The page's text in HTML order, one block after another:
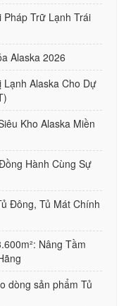
Pháp Trữ Lạnh Trái
Alaska 2026
Lạnh Alaska Cho Dự
Kho Alaska Miền
Hành Cùng Sự
Đông, Tủ Mát Chính
Nâng Tầm
dòng sản phẩm Tủ